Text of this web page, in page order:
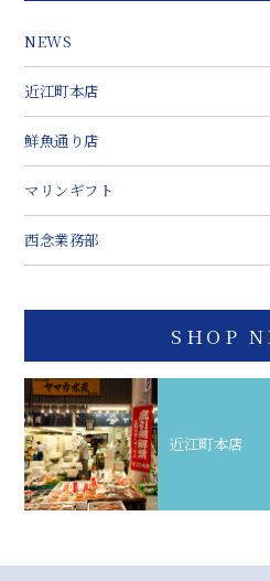
NEWS
近江町本店
鮮魚通り店
マリンギフト
西念業務部
SHOP
近江町本店